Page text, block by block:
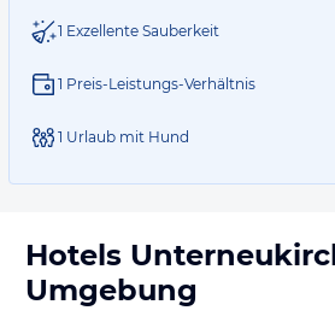
1 Exzellente Sauberkeit
1 Preis-Leistungs-Verhältnis
1 Urlaub mit Hund
Hotels
Umgebung